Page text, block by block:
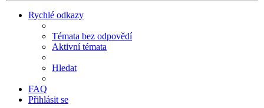
Rychlé odkazy
Témata bez odpovědí
Aktivní témata
Hledat
FAQ
Přihlásit se